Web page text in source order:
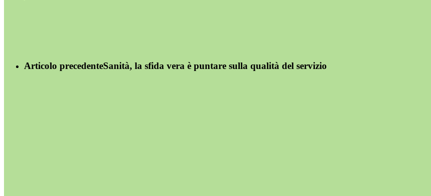
Articolo precedenteSanità, la sfida vera è puntare sulla qualità del servizio